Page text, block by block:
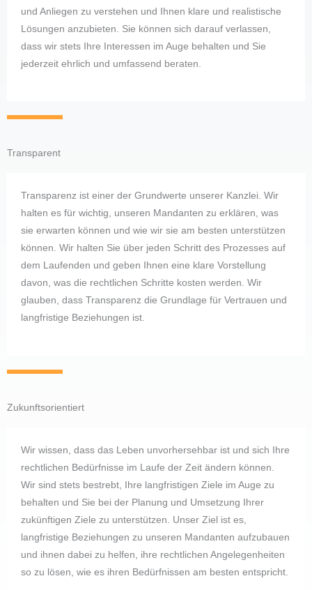
und Anliegen zu verstehen und Ihnen klare und realistische
Lösungen anzubieten. Sie können sich darauf verlassen,
dass wir stets Ihre Interessen im Auge behalten und Sie
jederzeit ehrlich und umfassend beraten.
Transparent
Transparenz ist einer der Grundwerte unserer Kanzlei. Wir
halten es für wichtig, unseren Mandanten zu erklären, was
sie erwarten können und wie wir sie am besten unterstützen
können. Wir halten Sie über jeden Schritt des Prozesses auf
dem Laufenden und geben Ihnen eine klare Vorstellung
davon, was die rechtlichen Schritte kosten werden. Wir
glauben, dass Transparenz die Grundlage für Vertrauen und
langfristige Beziehungen ist.
Zukunftsorientiert
Wir wissen, dass das Leben unvorhersehbar ist und sich Ihre
rechtlichen Bedürfnisse im Laufe der Zeit ändern können.
Wir sind stets bestrebt, Ihre langfristigen Ziele im Auge zu
behalten und Sie bei der Planung und Umsetzung Ihrer
zukünftigen Ziele zu unterstützen. Unser Ziel ist es,
langfristige Beziehungen zu unseren Mandanten aufzubauen
und ihnen dabei zu helfen, ihre rechtlichen Angelegenheiten
so zu lösen, wie es ihren Bedürfnissen am besten entspricht.